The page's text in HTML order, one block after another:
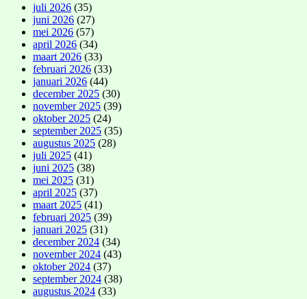
juli 2026 (35)
juni 2026 (27)
mei 2026 (57)
april 2026 (34)
maart 2026 (33)
februari 2026 (33)
januari 2026 (44)
december 2025 (30)
november 2025 (39)
oktober 2025 (24)
september 2025 (35)
augustus 2025 (28)
juli 2025 (41)
juni 2025 (38)
mei 2025 (31)
april 2025 (37)
maart 2025 (41)
februari 2025 (39)
januari 2025 (31)
december 2024 (34)
november 2024 (43)
oktober 2024 (37)
september 2024 (38)
augustus 2024 (33)